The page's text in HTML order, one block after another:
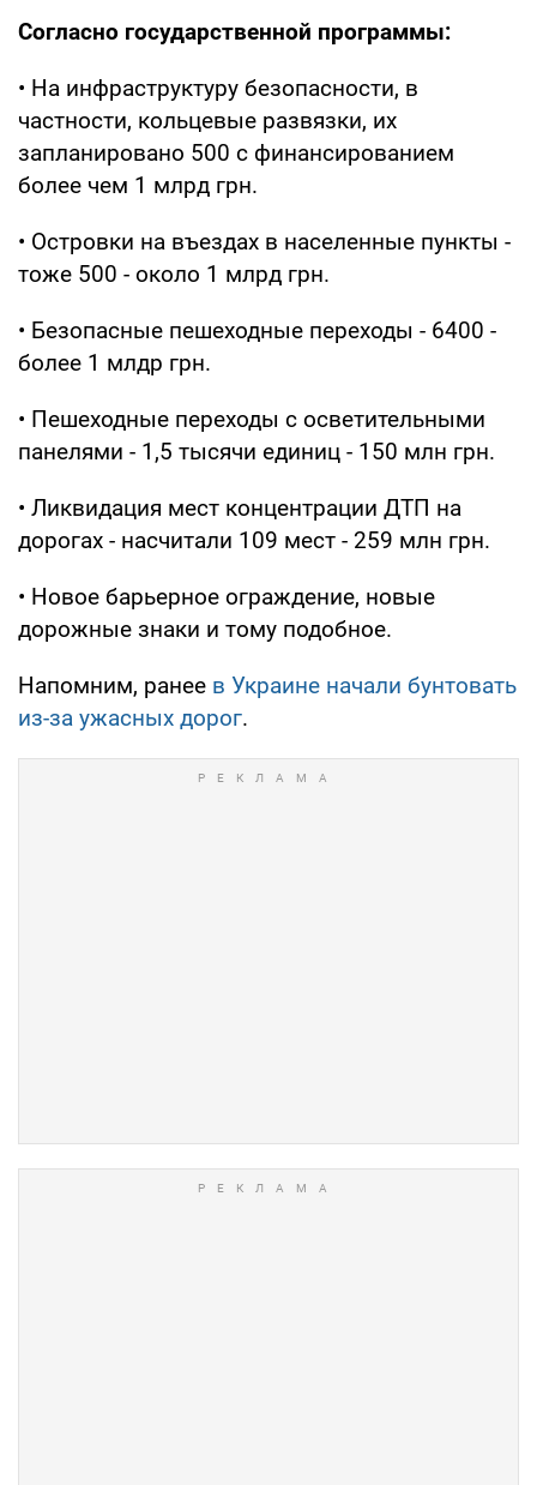
Согласно государственной программы:
• На инфраструктуру безопасности, в
частности, кольцевые развязки, их
запланировано 500 с финансированием
более чем 1 млрд грн.
• Островки на въездах в населенные пункты -
тоже 500 - около 1 млрд грн.
• Безопасные пешеходные переходы - 6400 -
более 1 млдр грн.
• Пешеходные переходы с осветительными
панелями - 1,5 тысячи единиц - 150 млн грн.
• Ликвидация мест концентрации ДТП на
дорогах - насчитали 109 мест - 259 млн грн.
• Новое барьерное ограждение, новые
дорожные знаки и тому подобное.
Напомним, ранее в Украине начали бунтовать
из-за ужасных дорог.